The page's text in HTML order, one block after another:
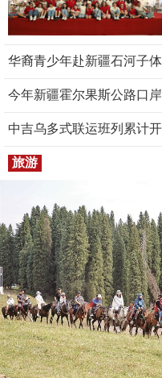
华裔青少年赴新疆石河子
今年新疆霍尔果斯公路口
中吉乌多式联运班列累计开
旅游